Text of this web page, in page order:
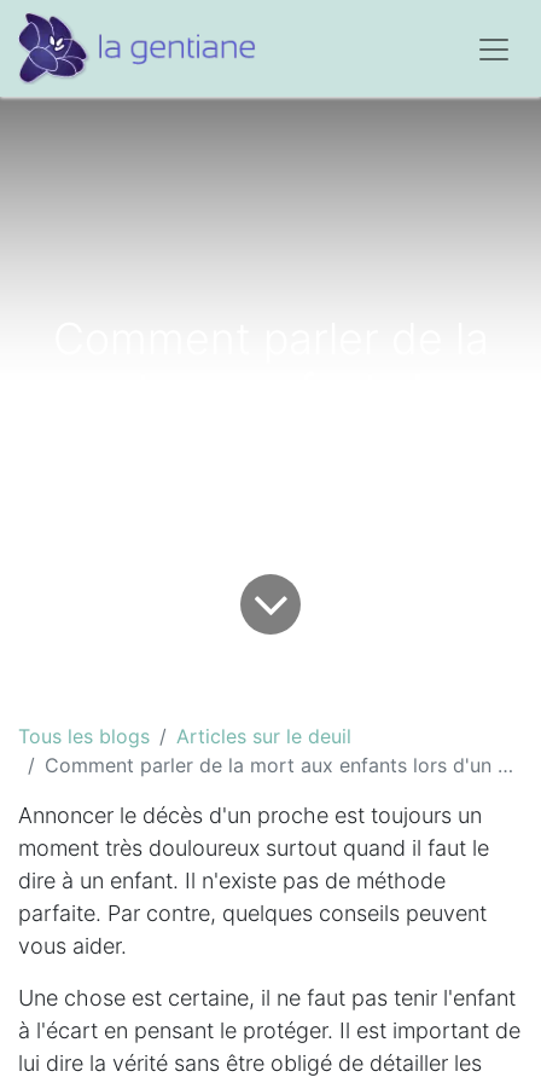
Tous les blogs
Articles sur le deuil
Comment parler de la mort aux enfants lors d'un décès
Annoncer le décès d'un proche est toujours un
moment très douloureux surtout quand il faut le
dire à un enfant. Il n'existe pas de méthode
parfaite. Par contre, quelques conseils peuvent
vous aider.
Une chose est certaine, il ne faut pas tenir l'enfant
à l'écart en pensant le protéger. Il est important de
lui dire la vérité sans être obligé de détailler les